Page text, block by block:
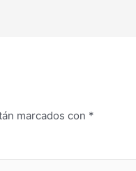
marcados con *